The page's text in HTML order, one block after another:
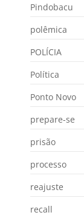
Pindobacu
polêmica
POLÍCIA
Política
Ponto Novo
prepare-se
prisão
processo
reajuste
recall